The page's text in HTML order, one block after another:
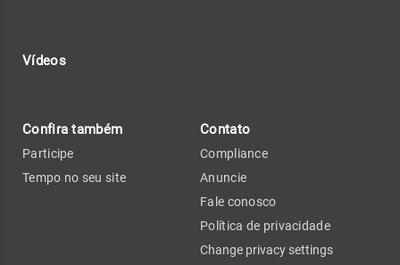
Vídeos
Confira também
Participe
Tempo no seu site
Contato
Compliance
Anuncie
Fale conosco
Política de privacidade
Change privacy settings